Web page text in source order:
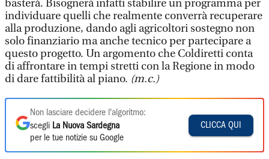
basterà. Bisognerà infatti stabilire un programma per
individuare quelli che realmente converrà recuperare
alla produzione, dando agli agricoltori sostegno non
solo finanziario ma anche tecnico per partecipare a
questo progetto. Un argomento che Coldiretti conta
di affrontare in tempi stretti con la Regione in modo
di dare fattibilità al piano. (m.c.)
Non lasciare decidere l'algoritmo:
scegli La Nuova Sardegna
per le tue notizie su Google
CLICCA QUI